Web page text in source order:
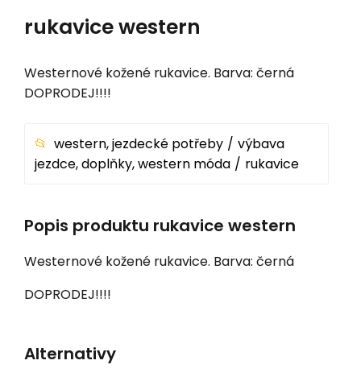
rukavice western
Westernové kožené rukavice. Barva: černá
DOPRODEJ!!!!
western, jezdecké potřeby
výbava
jezdce, doplňky, western móda
rukavice
Popis produktu rukavice western
Westernové kožené rukavice. Barva: černá
DOPRODEJ!!!!
Alternativy